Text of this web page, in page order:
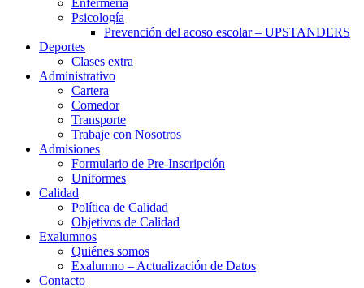
Enfermería
Psicología
Prevención del acoso escolar – UPSTANDERS
Deportes
Clases extra
Administrativo
Cartera
Comedor
Transporte
Trabaje con Nosotros
Admisiones
Formulario de Pre-Inscripción
Uniformes
Calidad
Política de Calidad
Objetivos de Calidad
Exalumnos
Quiénes somos
Exalumno – Actualización de Datos
Contacto